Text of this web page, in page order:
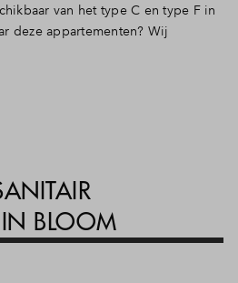
van het type C en type F in
deze appartementen? Wij
BLOOM